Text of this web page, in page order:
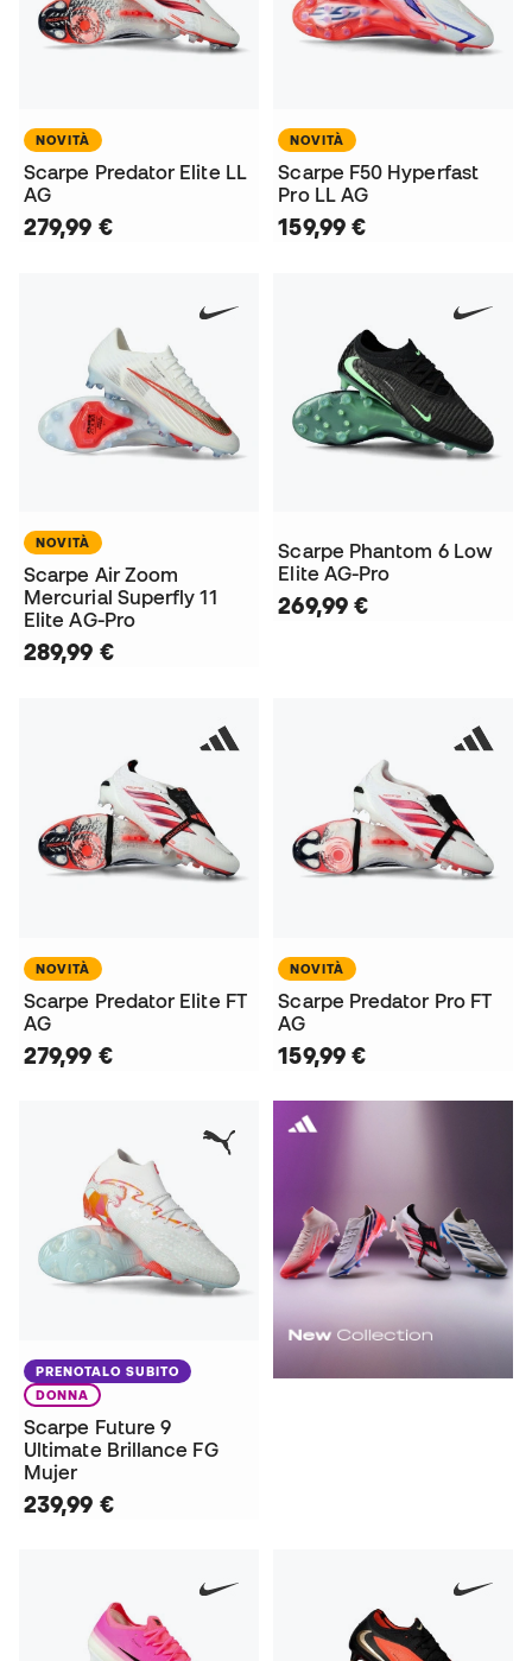
NOVITÀ
Scarpe Predator Elite LL
AG
279,99 €
NOVITÀ
Scarpe F50 Hyperfast
Pro LL AG
159,99 €
NOVITÀ
Scarpe Air Zoom
Mercurial Superfly 11
Elite AG-Pro
289,99 €
Scarpe Phantom 6 Low
Elite AG-Pro
269,99 €
NOVITÀ
Scarpe Predator Elite FT
AG
279,99 €
NOVITÀ
Scarpe Predator Pro FT
AG
159,99 €
PRENOTALO SUBITO
DONNA
Scarpe Future 9
Ultimate Brillance FG
Mujer
239,99 €